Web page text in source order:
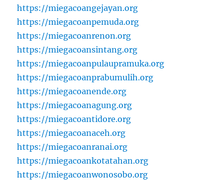
https://miegacoangejayan.org
https://miegacoanpemuda.org
https://miegacoanrenon.org
https://miegacoansintang.org
https://miegacoanpulaupramuka.org
https://miegacoanprabumulih.org
https://miegacoanende.org
https://miegacoanagung.org
https://miegacoantidore.org
https://miegacoanaceh.org
https://miegacoanranai.org
https://miegacoankotatahan.org
https://miegacoanwonosobo.org